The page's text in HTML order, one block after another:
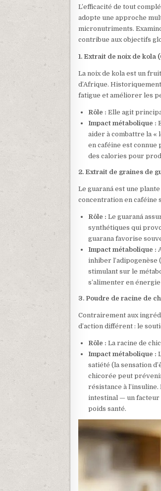
L’efficacité de tout
adopte une approche
micronutriments.
contribue aux objectifs
1. Extrait de noix de kola
La noix de kola est un
d’Afrique.
fatigue et améliorer les
Rôle : Elle agit
Impact métabolique :
aider à combattre la «
en caféine est
des calories pour
2. Extrait de graines de
Le guaraná est une
concentration en caféine
Rôle : Le guaraná
synthétiques qui
guarana favorise
Impact métabolique :
inhiber l’adipogenèse
stimulant sur le
s’alimenter en
3. Poudre de racine de
Contrairement aux
d’action différent : le
Rôle : La racine de
Impact métabolique :
satiété (la sensation
chicorée peut
résistance à
intestinal — un facteur
poids santé.